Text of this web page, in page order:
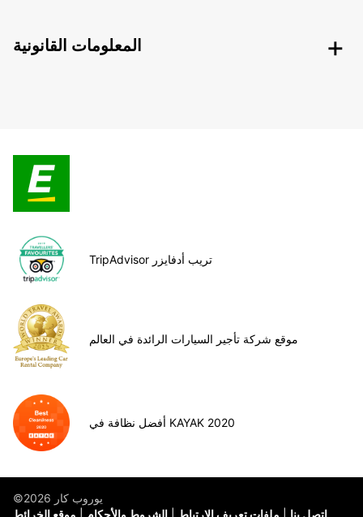
المعلومات القانونية
TripAdvisor تريب أدفايزر
موقع شركة تأجير السيارات الرائدة في العالم
أفضل نظافة في KAYAK 2020
©يوروب كار 2026